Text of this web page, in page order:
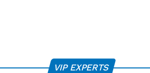
VIP EXPERTS